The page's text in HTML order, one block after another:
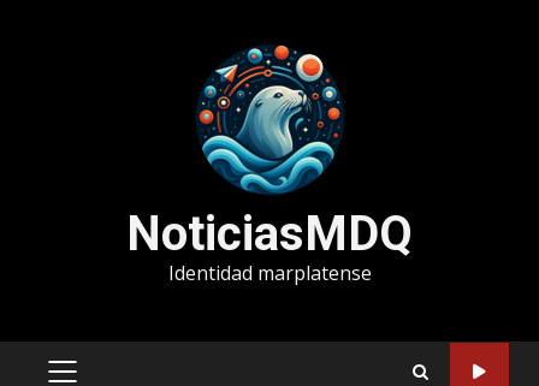
NoticiasMDQ
Identidad marplatense